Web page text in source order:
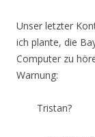
Unser letzter
ich plante, die
Computer zu
Warnung:
Tristan?